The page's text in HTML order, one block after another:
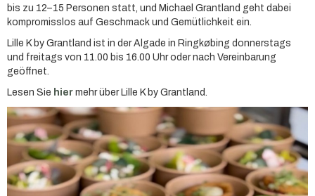
bis zu 12–15 Personen statt, und Michael Grantland geht dabei
kompromisslos auf Geschmack und Gemütlichkeit ein.
Lille K by Grantland ist in der Algade in Ringkøbing donnerstags
und freitags von 11.00 bis 16.00 Uhr oder nach Vereinbarung
geöffnet.
Lesen Sie hier mehr über Lille K by Grantland.